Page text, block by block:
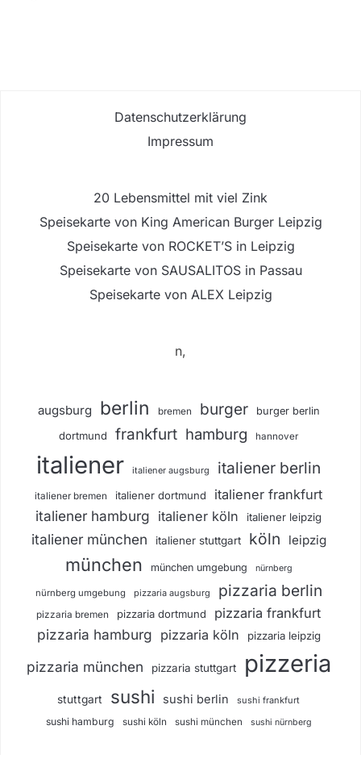
Datenschutzerklärung
Impressum
20 Lebensmittel mit viel Zink
Speisekarte von King American Burger Leipzig
Speisekarte von ROCKET’S in Leipzig
Speisekarte von SAUSALITOS in Passau
Speisekarte von ALEX Leipzig
n,
augsburg berlin bremen burger burger berlin
dortmund frankfurt hamburg hannover
italiener italiener augsburg italiener berlin
italiener bremen italiener dortmund italiener frankfurt
italiener hamburg italiener köln italiener leipzig
italiener münchen italiener stuttgart köln leipzig
münchen münchen umgebung nürnberg
nürnberg umgebung pizzaria augsburg pizzaria berlin
pizzaria bremen pizzaria dortmund pizzaria frankfurt
pizzaria hamburg pizzaria köln pizzaria leipzig
pizzaria münchen pizzaria stuttgart pizzeria
stuttgart sushi sushi berlin sushi frankfurt
sushi hamburg sushi köln sushi münchen sushi nürnberg